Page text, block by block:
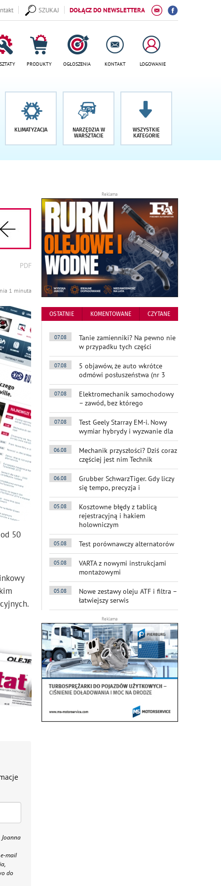
DOŁĄCZ DO NEWSLETTERA
SZUKAJ
PRODUKTY OGŁOSZENIA KONTAKT LOGOWANIE
KLIMATYZACJA
NARZĘDZIA W
WARSZTACIE
WSZYSTKIE
KATEGORIE
wydrukuj
podstronę
PDF
1 minuta
50
mail
do
Reklama
OSTATNIE KOMENTOWANE CZYTANE
07.08
Tanie zamienniki? Na pewno nie
w przypadku tych części
07.08
5 objawów, że auto wkrótce
odmówi posłuszeństwa (nr 3
07.08
Elektromechanik samochodowy
– zawód, bez którego
07.08
Test Geely Starray EM-i. Nowy
wymiar hybrydy i wyzwanie dla
06.08
Mechanik przyszłości? Dziś coraz
częściej jest nim Technik
06.08
Grubber SchwarzTiger. Gdy liczy
się tempo, precyzja i
05.08
Kosztowne błędy z tablicą
rejestracyjną i hakiem
holowniczym
05.08 Test porównawczy alternatorów
05.08
VARTA z nowymi instrukcjami
montażowymi
05.08
Nowe zestawy oleju ATF i filtra –
łatwiejszy serwis
Reklama